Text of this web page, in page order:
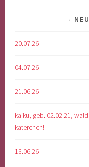
20.07.26
04.07.26
21.06.26
kaiku, geb. 02.02.21,
katerchen!
13.06.26